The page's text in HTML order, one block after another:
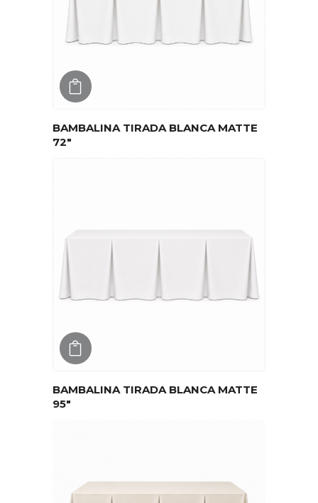
BAMBALINA TIRADA BLANCA MATTE
72″
BAMBALINA TIRADA BLANCA MATTE
95″